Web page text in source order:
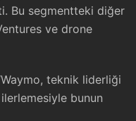
Bu segmentteki diğer
ve drone
teknik liderliği
bunun